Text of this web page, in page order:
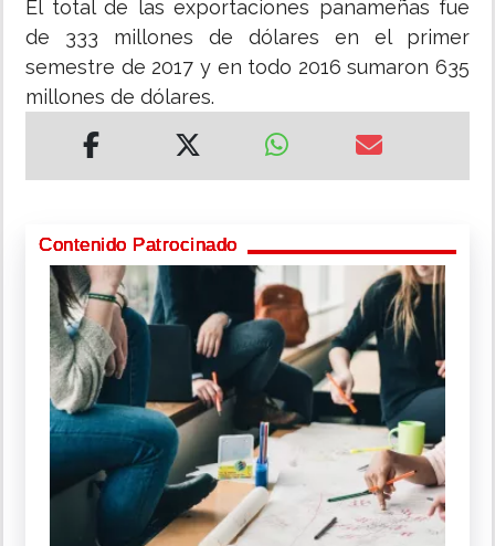
El total de las exportaciones panameñas fue
de 333 millones de dólares en el primer
semestre de 2017 y en todo 2016 sumaron 635
millones de dólares.
Contenido Patrocinado